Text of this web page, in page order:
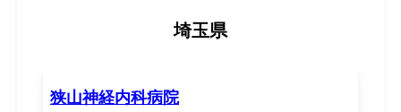
埼玉県
狭山神経内科病院